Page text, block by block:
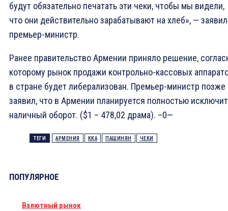
будут обязательно печатать эти чеки, чтобы мы видели,
что они действительно зарабатывают на хлеб», — заявил
премьер-министр.
Ранее правительство Армении приняло решение,
которому рынок продажи контрольно-кассовых
в стране будет либерализован. Премьер-министр позже
заявил, что в Армении планируется полностью
наличный оборот. ($1 – 478,02 драма). –0—
ТЕГИ АРМЕНИЯ ККА ПАШИНЯН ЧЕКИ
ПОПУЛЯРНОЕ
Валютный рынок